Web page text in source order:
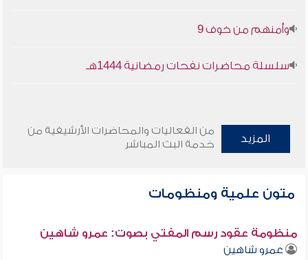
وأمنهم من خوف 9
سلسلة محاضرات نفحات رمضانية 1444هـ
المزيد
من الفعاليات والمحاضرات الأرشيفية من
خدمة البث المباشر
متون علمية ومنظومات
منظومة عقود رسم المفتي بصوت: عمرو شاهين
عمرو شاهين